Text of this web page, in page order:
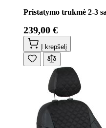
Pristatymo trukmė 2-3
239,00 €
Į krepšelį